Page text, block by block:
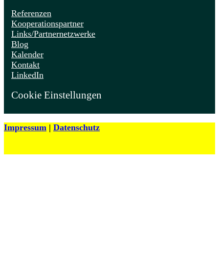
Referenzen
Kooperationspartner
Links/Partnernetzwerke
Blog
Kalender
Kontakt
LinkedIn
Cookie Einstellungen
Impressum | Datenschutz